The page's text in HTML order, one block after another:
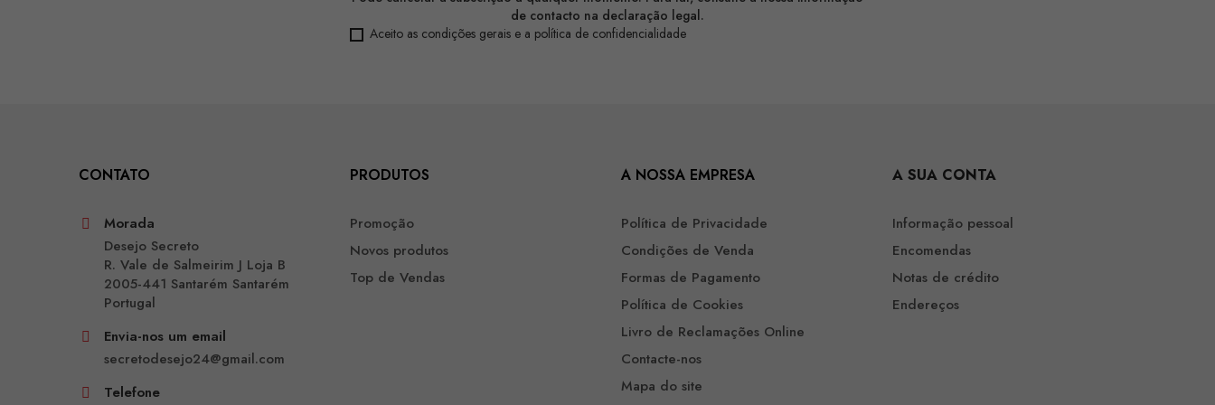
de contacto na declaração legal.
Aceito as condições gerais e a política de confidencialidade
CONTATO
Morada
Desejo Secreto
R. Vale de Salmeirim J Loja B
2005-441 Santarém Santarém
Portugal
Envia-nos um email
secretodesejo24@gmail.com
Telefone
PRODUTOS
Promoção
Novos produtos
Top de Vendas
A NOSSA EMPRESA
Política de Privacidade
Condições de Venda
Formas de Pagamento
Política de Cookies
Livro de Reclamações Online
Contacte-nos
Mapa do site
A SUA CONTA
Informação pessoal
Encomendas
Notas de crédito
Endereços